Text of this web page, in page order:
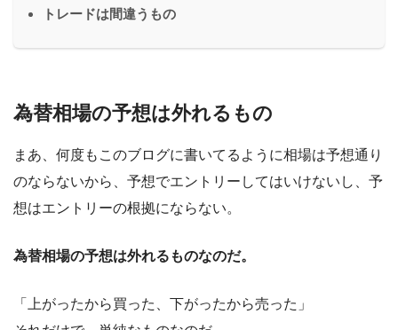
トレードは間違うもの
為替相場の予想は外れるもの
まあ、何度もこのブログに書いてるように相場は予想通り
のならないから、予想でエントリーしてはいけないし、予
想はエントリーの根拠にならない。
為替相場の予想は外れるものなのだ。
「上がったから買った、下がったから売った」